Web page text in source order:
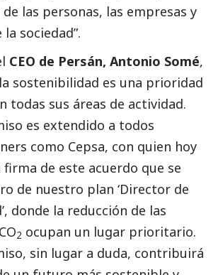
las personas, las empresas y
sociedad”.
CEO de Persán, Antonio Somé,
sostenibilidad es una prioridad
todas sus áreas de actividad.
es extendido a todos
como Cepsa, con quien hoy
de este acuerdo que se
de nuestro plan ‘Director de
donde la reducción de las
2 ocupan un lugar prioritario.
sin lugar a duda, contribuirá